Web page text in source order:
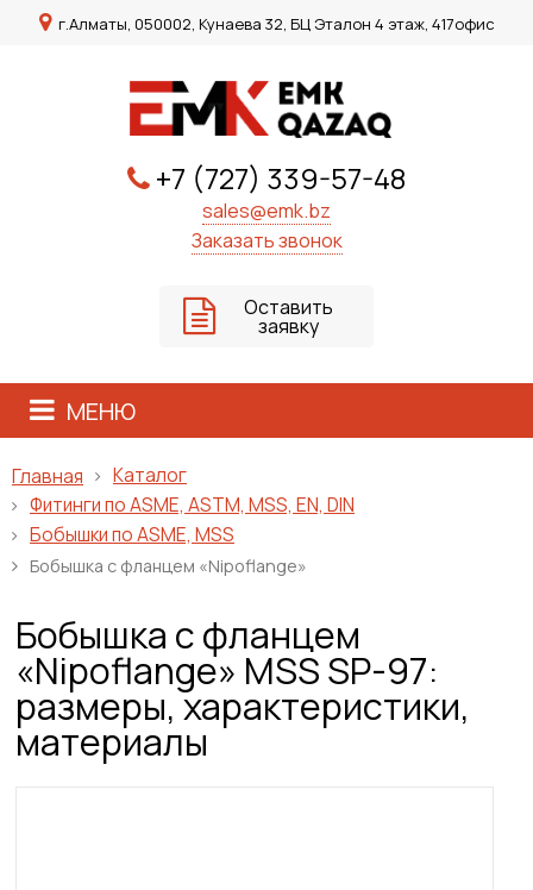
г.Алматы, 050002, Кунаева 32, БЦ Эталон 4 этаж, 417офис
+7 (727) 339-57-48
sales@emk.bz
Заказать звонок
Оставить
заявку
МЕНЮ
Главная
Каталог
Фитинги по ASME, ASTM, MSS, EN, DIN
Бобышки по ASME, MSS
Бобышка с фланцем «Nipoflange»
Бобышка с фланцем
«Nipoflange» MSS SP-97:
размеры, характеристики,
материалы